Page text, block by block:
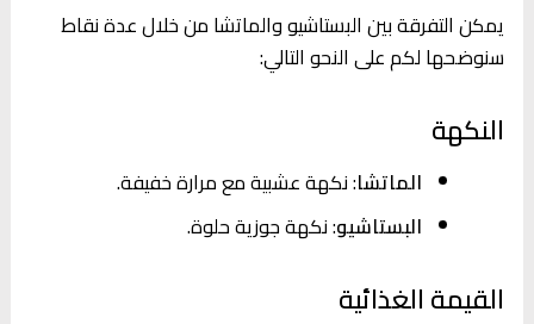
يمكن التفرقة بين البستاشيو والماتشا من خلال عدة نقاط
سنوضحها لكم على النحو التالي:
النكهة
الماتشا: نكهة عشبية مع مرارة خفيفة.
البستاشيو: نكهة جوزية حلوة.
القيمة الغذائية